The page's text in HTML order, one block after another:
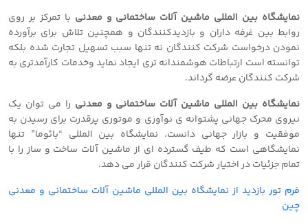
نمایشگاه بین المللی ماشین آلات ساختمانی و معدنی با تمرکز بر روی
روابط بین غرفه داران و بازدیدکنندگان و همچنین تلاش برای برآورده
نمودن درخواست شرکت کنندگان نه تنها سبب تسهیل تجارت شده بلکه
توانسته است ارتباطات هوشمندانه تری ایجاد نماید وخدمات کارآمدتری به
شرکت کنندگان عرضه گرداند.
نمایشگاه بین المللی ماشین آلات ساختمانی و معدنی را می توان یک
نیروی محرک جهانی پشتوانه ی نوآوری و موتوری پرقدرت برای رسیدن به
موفقیت و بازار جهانی دانست. نمایشگاه بین المللی “بائوما” تنها
نمایشگاهی است که طیف گسترده ای از ماشین آلات ساخت و ساز را با
تمام جزئیات در اختیار شرکت کنندگان قرار می دهد.
فرم تور بازدید از نمایشگاه بین المللی ماشین آلات ساختمانی و معدنی
چین